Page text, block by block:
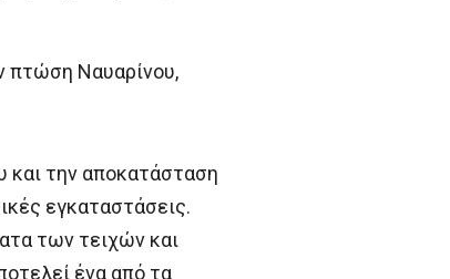
πτώση Ναυαρίνου,
και την αποκατάσταση
εγκαταστάσεις.
των τειχών και
ένα από τα